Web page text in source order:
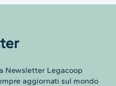
Newsletter Legacoop
aggiornati sul mondo